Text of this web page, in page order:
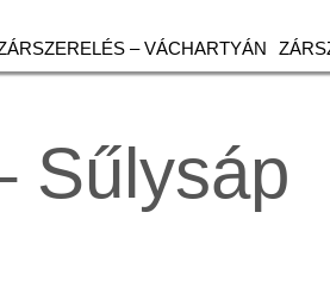
– VÁCHARTYÁN
Sűlysáp